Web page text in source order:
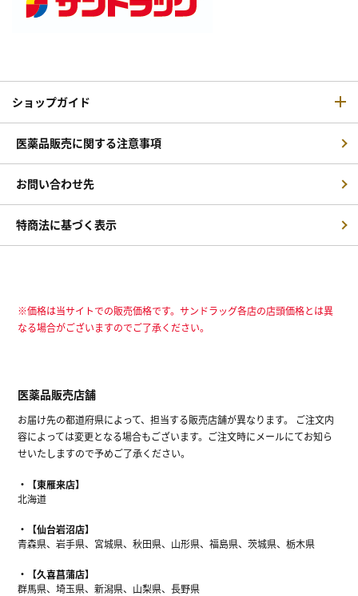
ショップガイド
医薬品販売に関する注意事項
お問い合わせ先
特商法に基づく表示
※価格は当サイトでの販売価格です。サンドラッグ各店の店頭価格とは異
なる場合がございますのでご了承ください。
医薬品販売店舗
お届け先の都道府県によって、担当する販売店舗が異なります。 ご注文内
容によっては変更となる場合もございます。ご注文時にメールにてお知ら
せいたしますので予めご了承ください。
【東雁来店】
北海道
【仙台岩沼店】
青森県、岩手県、宮城県、秋田県、山形県、福島県、茨城県、栃木県
【久喜菖蒲店】
群馬県、埼玉県、新潟県、山梨県、長野県